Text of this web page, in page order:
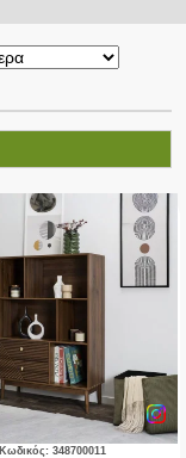
Κωδικός: 348700011